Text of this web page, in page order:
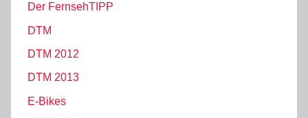
Der FernsehTIPP
DTM
DTM 2012
DTM 2013
E-Bikes